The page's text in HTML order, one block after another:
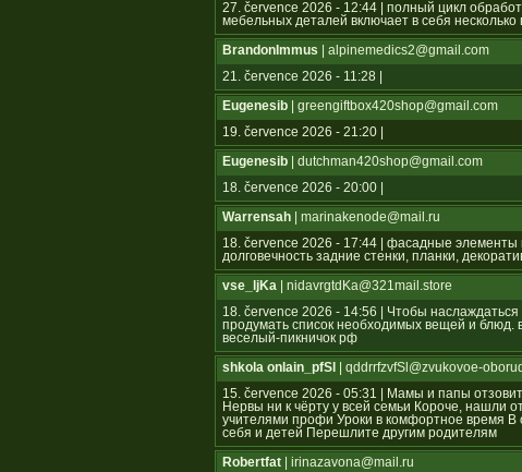
27. července 2026 - 12:44 | полный цикл
мебельных деталей включает в себя несколько
BrandonImmus | alpinemedics2@gmail.com
21. července 2026 - 11:28 |
Eugenesib | greengiftbox420shop@gmail.com
19. července 2026 - 21:20 |
Eugenesib | dutchman420shop@gmail.com
18. července 2026 - 20:00 |
Warrensah | marinakenode@mail.ru
18. července 2026 - 17:44 | фасадные элементы
долговечность задние стенки, планки,
vse_ljKa | nidavrgtdKa@321mail.store
18. července 2026 - 14:56 | Чтобы
продумать список необходимых вещей и блюд.
веселый-пикничок рф
shkola onlain_pfSl | qddrrfzvfSl@zvukovoe-
15. července 2026 - 05:31 | Мамы и папы
Нервы ни к чёрту у всей семьи Короче, нашли
учителями профи Уроки в комфортное время
себя и детей Перешлите другим родителям
Robertfat | irinazavona@mail.ru